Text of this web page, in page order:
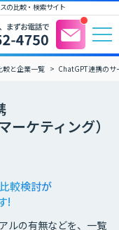
の比較・検索サイト
較と企業一覧 ChatGPT連携のサ
ケティング）
較検討が
!
ルの有無などを、一覧